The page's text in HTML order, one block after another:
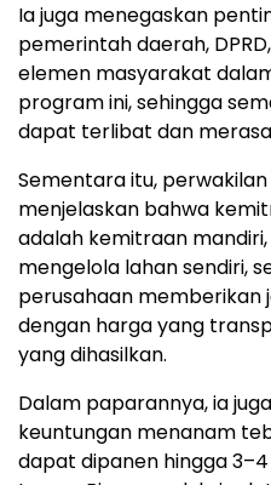
Ia juga menegaskan
pemerintah daerah,
elemen masyarakat
program ini, sehingga
dapat terlibat dan
Sementara itu, perwakilan
menjelaskan bahwa
adalah kemitraan
mengelola lahan sendiri,
perusahaan memberikan
dengan harga yang
yang dihasilkan.
Dalam paparannya, ia
keuntungan menanam
dapat dipanen hingga